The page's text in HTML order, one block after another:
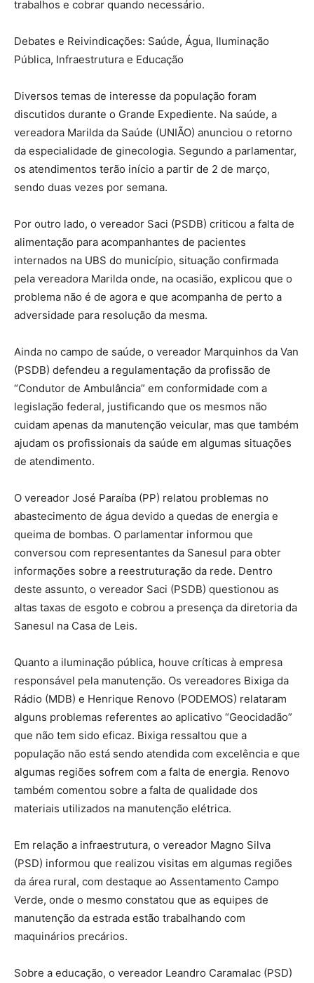
trabalhos e cobrar quando necessário.
Debates e Reivindicações: Saúde, Água, Iluminação
Pública, Infraestrutura e Educação
Diversos temas de interesse da população foram
discutidos durante o Grande Expediente. Na saúde, a
vereadora Marilda da Saúde (UNIÃO) anunciou o retorno
da especialidade de ginecologia. Segundo a parlamentar,
os atendimentos terão início a partir de 2 de março,
sendo duas vezes por semana.
Por outro lado, o vereador Saci (PSDB) criticou a falta de
alimentação para acompanhantes de pacientes
internados na UBS do município, situação confirmada
pela vereadora Marilda onde, na ocasião, explicou que o
problema não é de agora e que acompanha de perto a
adversidade para resolução da mesma.
Ainda no campo de saúde, o vereador Marquinhos da Van
(PSDB) defendeu a regulamentação da profissão de
“Condutor de Ambulância” em conformidade com a
legislação federal, justificando que os mesmos não
cuidam apenas da manutenção veicular, mas que também
ajudam os profissionais da saúde em algumas situações
de atendimento.
O vereador José Paraíba (PP) relatou problemas no
abastecimento de água devido a quedas de energia e
queima de bombas. O parlamentar informou que
conversou com representantes da Sanesul para obter
informações sobre a reestruturação da rede. Dentro
deste assunto, o vereador Saci (PSDB) questionou as
altas taxas de esgoto e cobrou a presença da diretoria da
Sanesul na Casa de Leis.
Quanto a iluminação pública, houve críticas à empresa
responsável pela manutenção. Os vereadores Bixiga da
Rádio (MDB) e Henrique Renovo (PODEMOS) relataram
alguns problemas referentes ao aplicativo “Geocidadão”
que não tem sido eficaz. Bixiga ressaltou que a
população não está sendo atendida com excelência e que
algumas regiões sofrem com a falta de energia. Renovo
também comentou sobre a falta de qualidade dos
materiais utilizados na manutenção elétrica.
Em relação a infraestrutura, o vereador Magno Silva
(PSD) informou que realizou visitas em algumas regiões
da área rural, com destaque ao Assentamento Campo
Verde, onde o mesmo constatou que as equipes de
manutenção da estrada estão trabalhando com
maquinários precários.
Sobre a educação, o vereador Leandro Caramalac (PSD)